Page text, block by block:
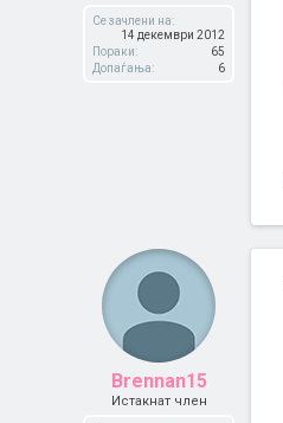
Се зачлени на:
14 декември 2012
Пораки:
65
Допаѓања:
6
Brennan15
Истакнат член